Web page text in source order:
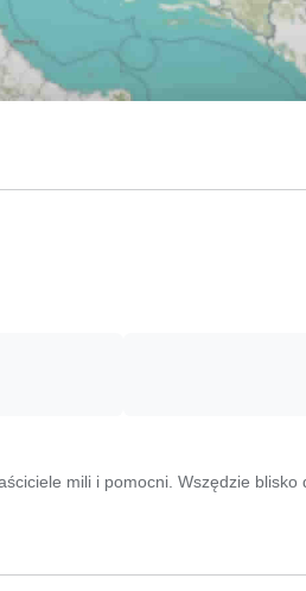
mili i pomocni. Wszędzie blisko